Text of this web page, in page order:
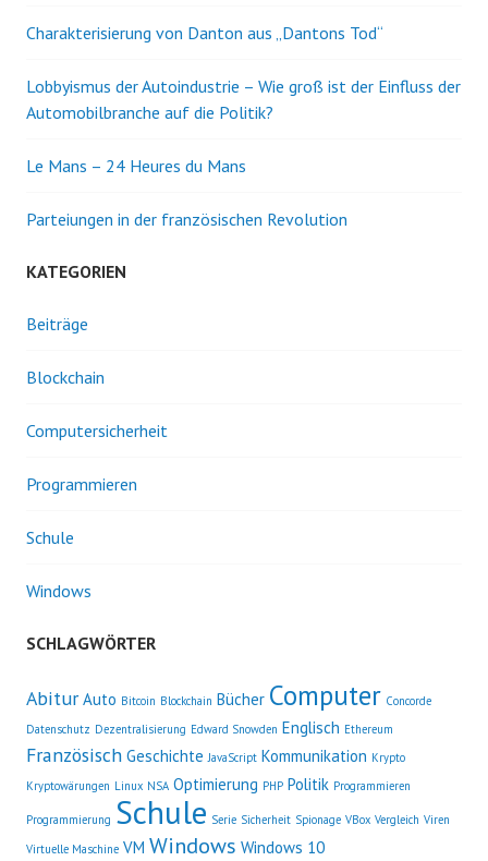
Charakterisierung von Danton aus „Dantons Tod“
Lobbyismus der Autoindustrie – Wie groß ist der Einfluss der
Automobilbranche auf die Politik?
Le Mans – 24 Heures du Mans
Parteiungen in der französischen Revolution
KATEGORIEN
Beiträge
Blockchain
Computersicherheit
Programmieren
Schule
Windows
SCHLAGWÖRTER
Abitur Auto Bitcoin Blockchain Bücher Computer Concorde
Datenschutz Dezentralisierung Edward Snowden Englisch Ethereum
Französisch Geschichte JavaScript Kommunikation Krypto
Kryptowärungen Linux NSA Optimierung PHP Politik Programmieren
Programmierung Schule Serie Sicherheit Spionage VBox Vergleich Viren
Virtuelle Maschine VM Windows Windows 10